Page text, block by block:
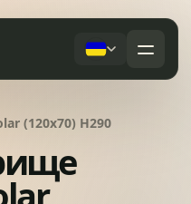
(120x70) H290